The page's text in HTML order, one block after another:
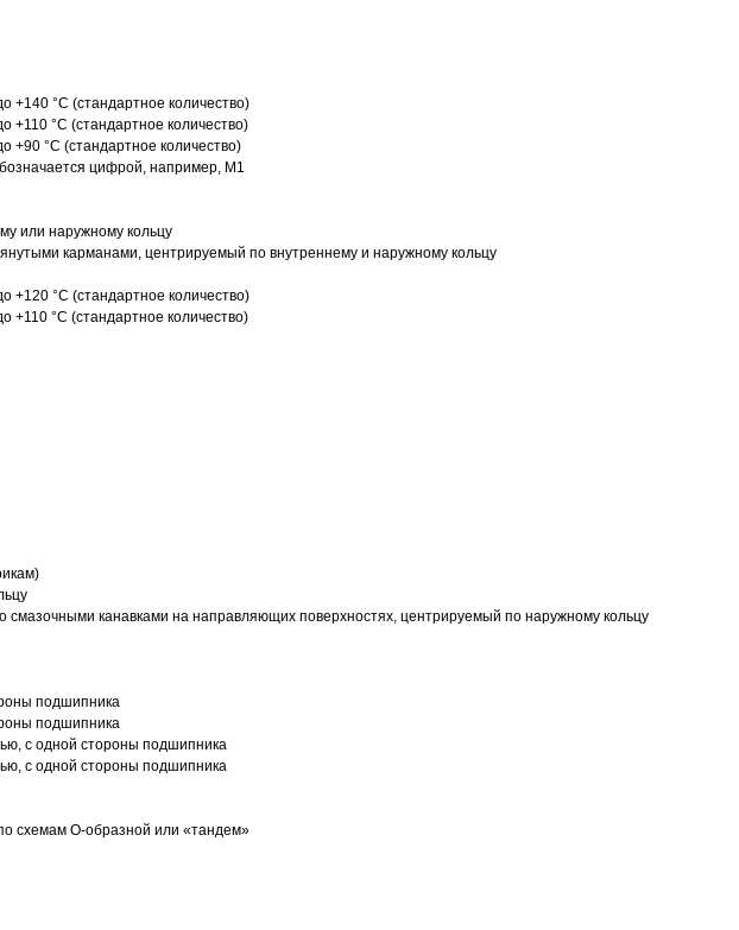
+140 °C (стандартное количество)
+110 °C (стандартное количество)
+90 °C (стандартное количество)
цифрой, например, M1
или наружному кольцу
карманами, центрируемый по внутреннему и наружному кольцу
+120 °C (стандартное количество)
+110 °C (стандартное количество)
канавками на направляющих поверхностях, центрируемый по наружному кольцу
подшипника
подшипника
с одной стороны подшипника
с одной стороны подшипника
схемам О-образной или «тандем»